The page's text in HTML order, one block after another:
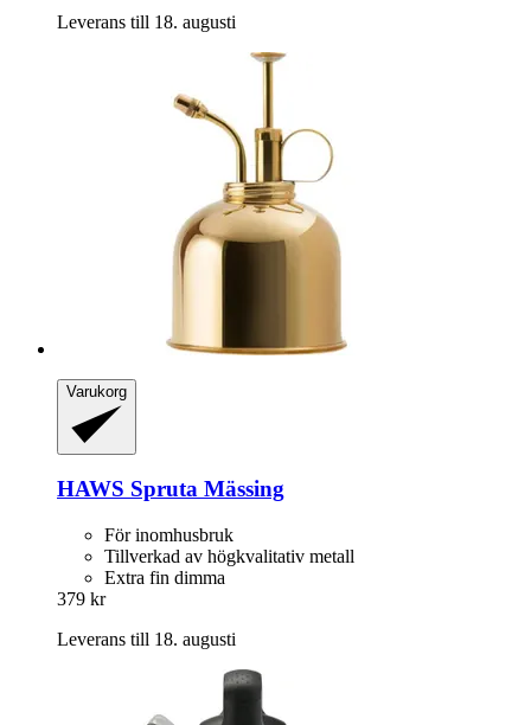
Leverans till 18. augusti
Varukorg
HAWS Spruta Mässing
För inomhusbruk
Tillverkad av högkvalitativ metall
Extra fin dimma
379 kr
Leverans till 18. augusti